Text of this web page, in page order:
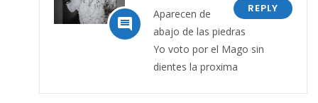

REPLY
Aparecen de
abajo de las piedras
Yo voto por el Mago sin
dientes la proxima